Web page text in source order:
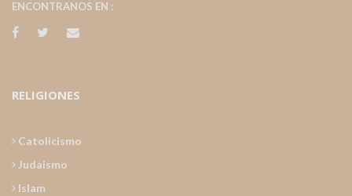
ENCONTRANOS EN :
RELIGIONES
Catolicismo
Judaismo
Islam